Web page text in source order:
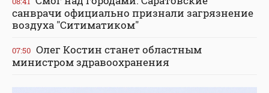
санврачи официально признали загрязнение
воздуха "Ситиматиком"
07:50 Олег Костин станет областным
министром здравоохранения